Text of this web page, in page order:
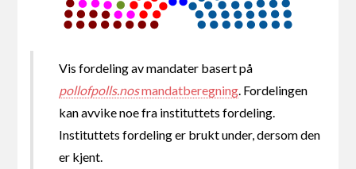
Vis fordeling av mandater basert på
pollofpolls.nosmandatberegning. Fordelingen
kan avvike noe fra instituttets fordeling.
Instituttets fordeling er brukt under, dersom den
er kjent.